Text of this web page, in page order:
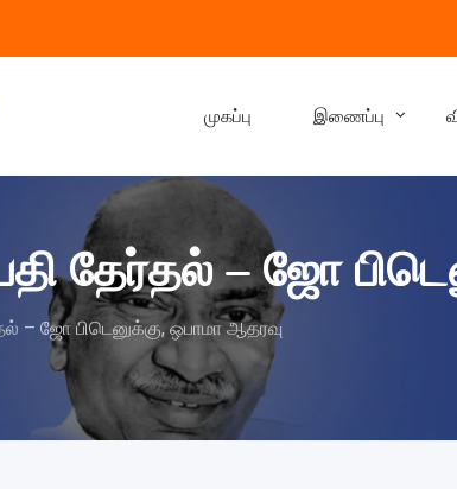
முகப்பு இணைப்பு
தேர்தல் – ஜோ
– ஜோ பிடெனுக்கு, ஒபாமா ஆதரவு